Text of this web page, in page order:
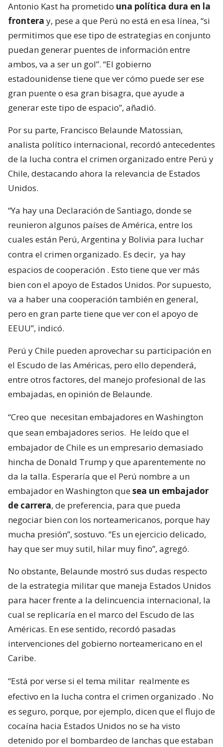
Antonio Kast ha prometido una política dura en la
frontera y, pese a que Perú no está en esa línea, “si
permitimos que ese tipo de estrategias en conjunto
puedan generar puentes de información entre
ambos, va a ser un gol”. “El gobierno
estadounidense tiene que ver cómo puede ser ese
gran puente o esa gran bisagra, que ayude a
generar este tipo de espacio”, añadió.
Por su parte, Francisco Belaunde Matossian,
analista político internacional, recordó antecedentes
de la lucha contra el crimen organizado entre Perú y
Chile, destacando ahora la relevancia de Estados
Unidos.
“Ya hay una Declaración de Santiago, donde se
reunieron algunos países de América, entre los
cuales están Perú, Argentina y Bolivia para luchar
contra el crimen organizado. Es decir, ya hay
espacios de cooperación . Esto tiene que ver más
bien con el apoyo de Estados Unidos. Por supuesto,
va a haber una cooperación también en general,
pero en gran parte tiene que ver con el apoyo de
EEUU”, indicó.
Perú y Chile pueden aprovechar su participación en
el Escudo de las Américas, pero ello dependerá,
entre otros factores, del manejo profesional de las
embajadas, en opinión de Belaunde.
“Creo que necesitan embajadores en Washington
que sean embajadores serios. He leído que el
embajador de Chile es un empresario demasiado
hincha de Donald Trump y que aparentemente no
da la talla. Esperaría que el Perú nombre a un
embajador en Washington quesea un embajador
de carrera, de preferencia, para que pueda
negociar bien con los norteamericanos, porque hay
mucha presión”, sostuvo. “Es un ejercicio delicado,
hay que ser muy sutil, hilar muy fino”, agregó.
No obstante, Belaunde mostró sus dudas respecto
de la estrategia militar que maneja Estados Unidos
para hacer frente a la delincuencia internacional, la
cual se replicaría en el marco del Escudo de las
Américas. En ese sentido, recordó pasadas
intervenciones del gobierno norteamericano en el
Caribe.
“Está por verse si el tema militar realmente es
efectivo en la lucha contra el crimen organizado . No
es seguro, porque, por ejemplo, dicen que el flujo de
cocaína hacia Estados Unidos no se ha visto
detenido por el bombardeo de lanchas que estaban